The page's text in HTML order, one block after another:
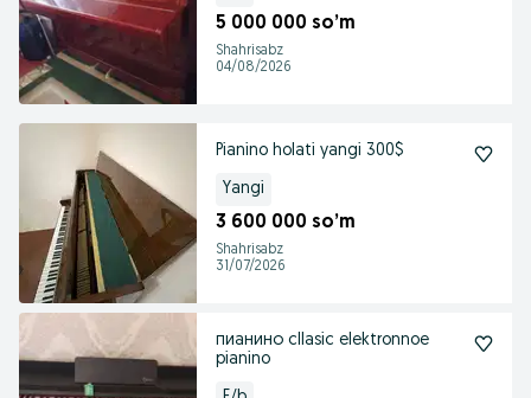
5 000 000 so’m
Shahrisabz
04/08/2026
Pianino holati yangi 300$
Yangi
3 600 000 so’m
Shahrisabz
31/07/2026
пианино cllasic elektronnoe
pianino